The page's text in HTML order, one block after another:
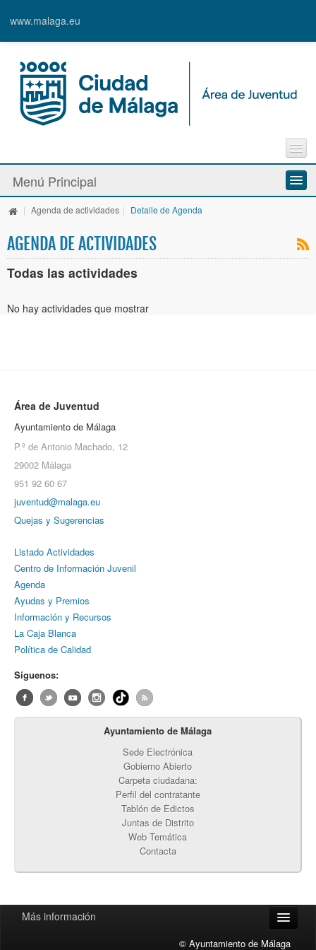
www.malaga.eu
Agenda
Contacto
Inscripción en Actividades y Cursos
Menú Principal
Información y Recursos
Actividades y Programas
La Caja Blanca
Ayudas y Premios
| Agenda de actividades | Detalle de Agenda
AGENDA DE ACTIVIDADES
Todas las actividades
No hay actividades que mostrar
Área de Juventud
Ayuntamiento de Málaga
P.º de Antonio Machado, 12
29002 Málaga
951 92 60 67
juventud@malaga.eu
Quejas y Sugerencias
Listado Actividades
Centro de Información Juvenil
Agenda
Ayudas y Premios
Información y Recursos
La Caja Blanca
Política de Calidad
Síguenos:
Ayuntamiento de Málaga
Sede Electrónica
Gobierno Abierto
Carpeta ciudadana:
Perfil del contratante
Tablón de Edictos
Juntas de Distrito
Web Temática
Contacta
Más información
© Ayuntamiento de Málaga